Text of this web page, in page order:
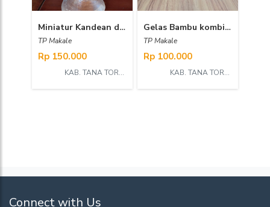
Miniatur Kandean dulang
TP Makale
Rp 150.000
KAB. TANA TORAJA
Gelas Bambu kombinasi Cangkang Telur
TP Makale
Rp 100.000
KAB. TANA TORAJA
Connect with Us